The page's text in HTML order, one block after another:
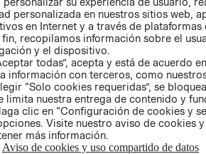
INVERSIONISTAS
POLÍTICA
EMPRESARIAL
TIENDA
TÉRMINOS Y
CONDICIONES
AVISO DE
PRIVACIDAD
GIFT CARD
AVISO DE
personalizada en nuestros sitios web,
en Internet y a través de plataformas
fin, recopilamos información sobre el
y el dispositivo.
todas”, acepta y está de acuerdo
información con terceros, como
“Solo cookies requeridas”, se
limita nuestra entrega de contenido y
clic en “Configuración de cookies y
Visite nuestro aviso de cookies
más información.
Aviso de cookies y uso compartido de datos